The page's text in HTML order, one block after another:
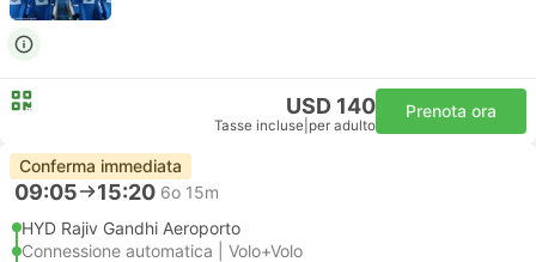
USD 140
Tasse incluse per adulto
Prenota ora
Conferma immediata
09:05 15:20 6o 15m
HYD Rajiv Gandhi Aeroporto
Connessione automatica | Volo+Volo